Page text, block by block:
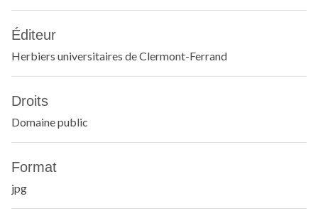
Éditeur
Herbiers universitaires de Clermont-Ferrand
Droits
Domaine public
Format
jpg